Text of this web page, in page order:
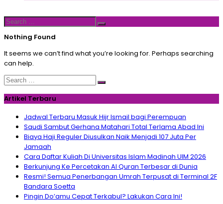
Search
Search
Nothing Found
It seems we can’t find what you’re looking for. Perhaps searching
can help.
Search
Search
Artikel Terbaru
Jadwal Terbaru Masuk Hijr Ismail bagi Perempuan
Saudi Sambut Gerhana Matahari Total Terlama Abad Ini
Biaya Haji Reguler Diusulkan Naik Menjadi 107 Juta Per
Jamaah
Cara Daftar Kuliah Di Universitas Islam Madinah UIM 2026
Berkunjung Ke Percetakan Al Quran Terbesar di Dunia
Resmi! Semua Penerbangan Umrah Terpusat di Terminal 2F
Bandara Soetta
Pingin Do’amu Cepat Terkabul? Lakukan Cara Ini!